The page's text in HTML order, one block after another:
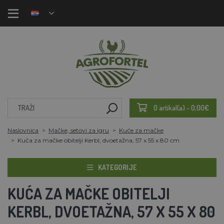
0 artikal(a) - 0,00€
Naslovnica Mačke, setovi za igru
Kuće za mačke
Kuća za mačke obitelji Kerbl, dvoetažna, 57 x 55 x 80 cm
KATEGORIJE
KUĆA ZA MAČKE OBITELJI
KERBL, DVOETAŽNA, 57 X 55 X 80